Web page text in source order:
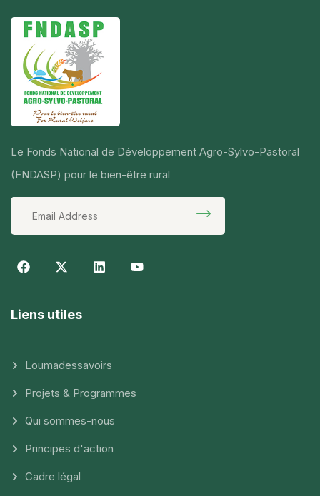
Le Fonds National de Développement Agro-Sylvo-Pastoral
(FNDASP) pour le bien-être rural
Liens utiles
Loumadessavoirs
Projets & Programmes
Qui sommes-nous
Principes d'action
Cadre légal